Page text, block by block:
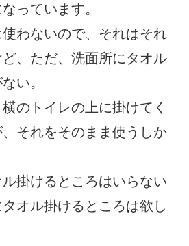
っています。
わないので、それはそれ
、ただ、洗面所にタオル
い。
のトイレの上に掛けてく
それをそのまま使うしか
掛けるところはいらない
オル掛けるところは欲し